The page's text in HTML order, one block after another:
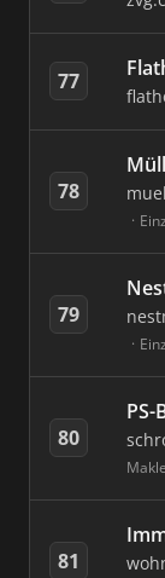
77
78
79
80
81